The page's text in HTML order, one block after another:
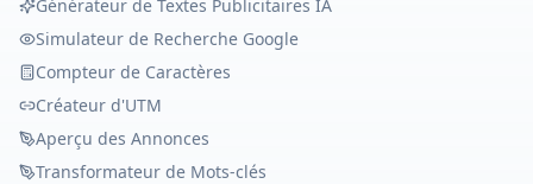
Générateur de Textes Publicitaires IA
Simulateur de Recherche Google
Compteur de Caractères
Créateur d'UTM
Aperçu des Annonces
Transformateur de Mots-clés